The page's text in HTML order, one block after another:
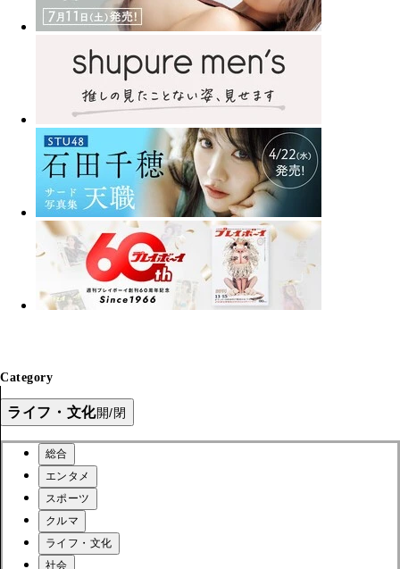
Category
ライフ・文化開/閉
総合
エンタメ
スポーツ
クルマ
ライフ・文化
社会